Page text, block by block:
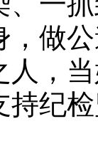
，做
人，
持纪